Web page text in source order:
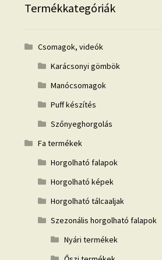
Termékkategóriák
Csomagok, videók
Karácsonyi gömbök
Manócsomagok
Puff készítés
Szőnyeghorgolás
Fa termékek
Horgolható falapok
Horgolható képek
Horgolható tálcaaljak
Szezonális horgolható falapok
Nyári termékek